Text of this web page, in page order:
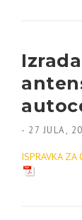
- 27 JULA,
ISPRAVKA